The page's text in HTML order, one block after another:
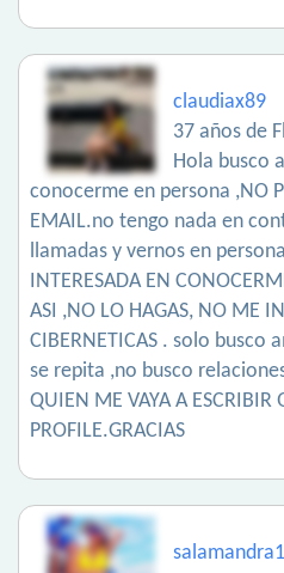
claudiax89
37 años de
Hola busco
conocerme en persona ,NO
EMAIL.no tengo nada en
llamadas y vernos en persona
INTERESADA EN
ASI ,NO LO HAGAS, NO ME
CIBERNETICAS . solo busco
se repita ,no busco
QUIEN ME VAYA A ESCRIBIR
PROFILE.GRACIAS